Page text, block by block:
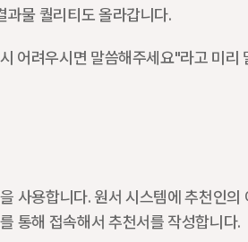
과물 퀄리티도 올라갑니다.
어려우시면 말씀해주세요"라고 미리
사용합니다. 원서 시스템에 추천인의
통해 접속해서 추천서를 작성합니다.